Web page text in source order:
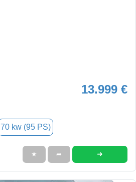
13.999 €
70 kw (95 PS)
★ ➦ ➜